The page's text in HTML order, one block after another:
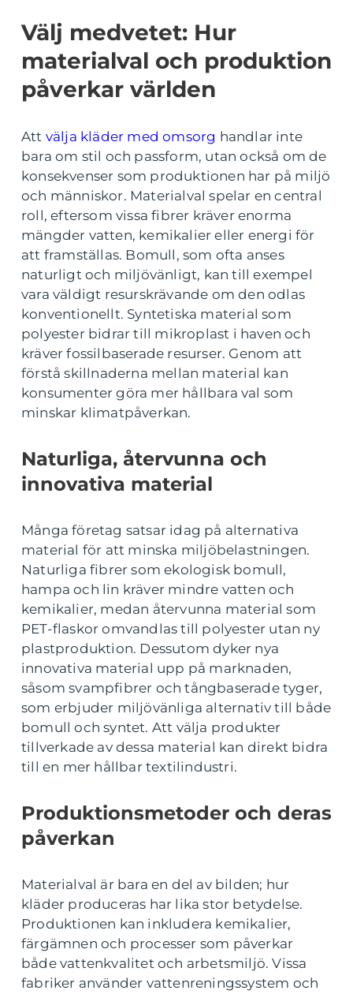
Välj medvetet: Hur
materialval och produktion
påverkar världen
Att välja kläder med omsorg handlar inte
bara om stil och passform, utan också om de
konsekvenser som produktionen har på miljö
och människor. Materialval spelar en central
roll, eftersom vissa fibrer kräver enorma
mängder vatten, kemikalier eller energi för
att framställas. Bomull, som ofta anses
naturligt och miljövänligt, kan till exempel
vara väldigt resurskrävande om den odlas
konventionellt. Syntetiska material som
polyester bidrar till mikroplast i haven och
kräver fossilbaserade resurser. Genom att
förstå skillnaderna mellan material kan
konsumenter göra mer hållbara val som
minskar klimatpåverkan.
Naturliga, återvunna och
innovativa material
Många företag satsar idag på alternativa
material för att minska miljöbelastningen.
Naturliga fibrer som ekologisk bomull,
hampa och lin kräver mindre vatten och
kemikalier, medan återvunna material som
PET-flaskor omvandlas till polyester utan ny
plastproduktion. Dessutom dyker nya
innovativa material upp på marknaden,
såsom svampfibrer och tångbaserade tyger,
som erbjuder miljövänliga alternativ till både
bomull och syntet. Att välja produkter
tillverkade av dessa material kan direkt bidra
till en mer hållbar textilindustri.
Produktionsmetoder och deras
påverkan
Materialval är bara en del av bilden; hur
kläder produceras har lika stor betydelse.
Produktionen kan inkludera kemikalier,
färgämnen och processer som påverkar
både vattenkvalitet och arbetsmiljö. Vissa
fabriker använder vattenreningssystem och